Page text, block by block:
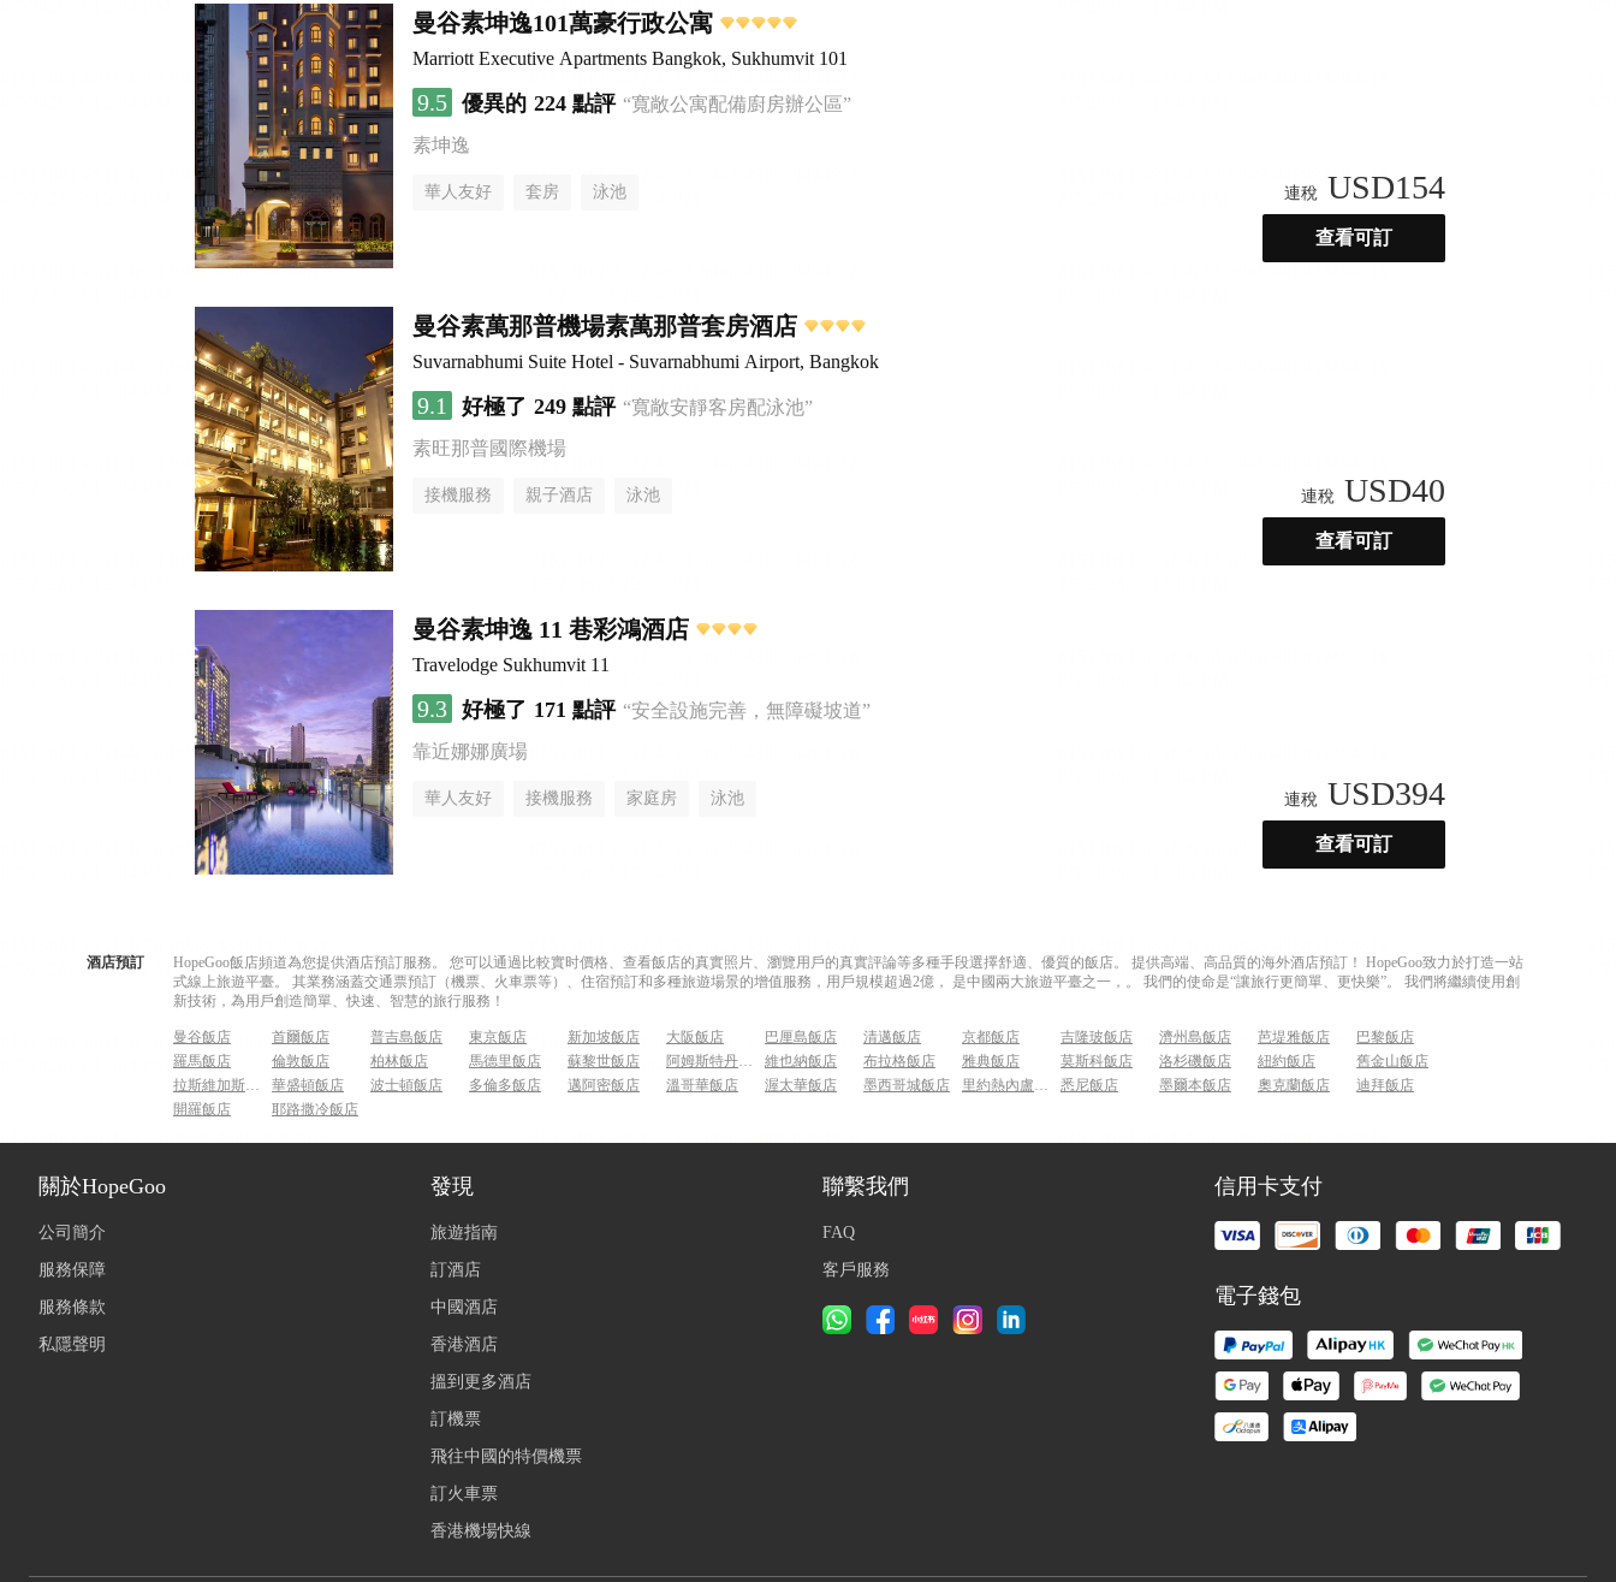
曼谷素坤逸101萬豪行政公寓
Marriott Executive Apartments Bangkok, Sukhumvit 101
9.5 優異的 224 點評 “寬敞公寓配備廚房辦公區”
素坤逸
華人友好 套房 泳池 連稅 USD154
查看可訂
曼谷素萬那普機場素萬那普套房酒店
Suvarnabhumi Suite Hotel - Suvarnabhumi Airport, Bangkok
9.1 好極了 249 點評 “寬敞安靜客房配泳池”
素旺那普國際機場
接機服務 親子酒店 泳池 連稅 USD40
查看可訂
曼谷素坤逸 11 巷彩鴻酒店
Travelodge Sukhumvit 11
9.3 好極了 171 點評 “安全設施完善，無障礙坡道”
靠近娜娜廣場
華人友好 接機服務 家庭房 泳池 連稅 USD394
查看可訂
酒店預訂
HopeGoo飯店頻道為您提供酒店預訂服務。 您可以通過比較實时價格、查看飯店的真實照片、瀏覽用戶的真實評論等多種手段選擇舒適、優質的飯店。 提供高端、高品質的海外酒店預訂！ HopeGoo致力於打造一站
式線上旅遊平臺。 其業務涵蓋交通票預訂（機票、火車票等）、住宿預訂和多種旅遊場景的增值服務，用戶規模超過2億， 是中國兩大旅遊平臺之一，。 我們的使命是“讓旅行更簡單、更快樂”。 我們將繼續使用創
新技術，為用戶創造簡單、快速、智慧的旅行服務！
曼谷飯店 首爾飯店 普吉島飯店 東京飯店 新加坡飯店 大阪飯店 巴厘島飯店 清邁飯店 京都飯店 吉隆玻飯店 濟州島飯店 芭堤雅飯店
巴黎飯店
羅馬飯店
倫敦飯店 柏林飯店 馬德里飯店 蘇黎世飯店 阿姆斯特丹飯店 維也納飯店 布拉格飯店 雅典飯店 莫斯科飯店 洛杉磯飯店 紐約飯店
舊金山飯店
拉斯維加斯飯店
華盛頓飯店 波士頓飯店 多倫多飯店 邁阿密飯店 溫哥華飯店 渥太華飯店 墨西哥城飯店 里約熱內盧飯店 悉尼飯店 墨爾本飯店 奧克蘭飯店
迪拜飯店
開羅飯店
耶路撒冷飯店
關於HopeGoo
公司簡介
服務保障
服務條款
私隱聲明
發現
旅遊指南
訂酒店
中國酒店
香港酒店
搵到更多酒店
訂機票
飛往中國的特價機票
訂火車票
香港機場快線
聯繫我們
FAQ
客戶服務
信用卡支付
電子錢包